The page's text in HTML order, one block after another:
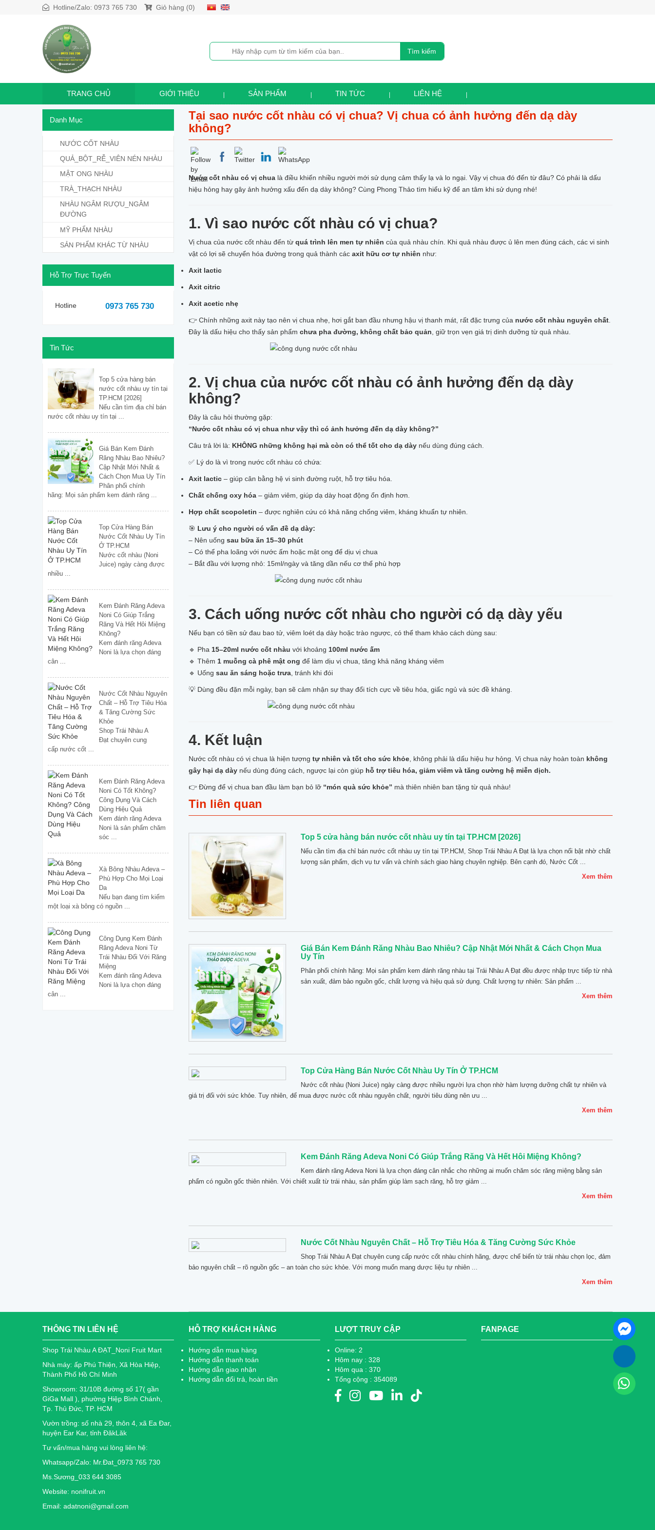
Hotline/Zalo: 0973 765 730 Giỏ hàng (0)
Tìm kiếm
TRANG CHỦ GIỚI THIỆU SẢN PHẨM TIN TỨC LIÊN HỆ
Danh Mục
NƯỚC CỐT NHÀU
QUẢ_BỘT_RỄ_VIÊN NÉN NHÀU
MẬT ONG NHÀU
TRÀ_THẠCH NHÀU
NHÀU NGÂM RƯỢU_NGÂM
ĐƯỜNG
MỸ PHẨM NHÀU
SẢN PHẨM KHÁC TỪ NHÀU
Hỗ Trợ Trực Tuyến
Hotline 0973 765 730
Tin Tức
Top 5 cửa hàng bán
nước cốt nhàu uy tín tại
TP.HCM [2026]
Nếu cần tìm địa chỉ bán
nước cốt nhàu uy tín tại ...
Giá Bán Kem Đánh
Răng Nhàu Bao Nhiêu?
Cập Nhật Mới Nhất &
Cách Chọn Mua Uy Tín
Phân phối chính
hãng: Mọi sản phẩm kem đánh răng ...
Top Cửa Hàng Bán
Nước Cốt Nhàu Uy Tín
Ở TP.HCM
Nước cốt nhàu (Noni
Juice) ngày càng được
nhiều ...
Kem Đánh Răng Adeva
Noni Có Giúp Trắng
Răng Và Hết Hôi Miệng
Không?
Kem đánh răng Adeva
Noni là lựa chọn đáng
cân ...
Nước Cốt Nhàu Nguyên
Chất – Hỗ Trợ Tiêu Hóa
& Tăng Cường Sức
Khỏe
Shop Trái Nhàu A
Đạt chuyên cung
cấp nước cốt ...
Kem Đánh Răng Adeva
Noni Có Tốt Không?
Công Dụng Và Cách
Dùng Hiệu Quả
Kem đánh răng Adeva
Noni là sản phẩm chăm
sóc ...
Xà Bông Nhàu Adeva –
Phù Hợp Cho Mọi Loại
Da
Nếu bạn đang tìm kiếm
một loại xà bông có nguồn ...
Công Dụng Kem Đánh
Răng Adeva Noni Từ
Trái Nhàu Đối Với Răng
Miệng
Kem đánh răng Adeva
Noni là lựa chọn đáng
cân ...
Tại sao nước cốt nhàu có vị chua? Vị chua có ảnh hưởng đến dạ dày
không?
Nước cốt nhàu có vị chua là điều khiến nhiều người mới sử dụng cảm thấy lạ và lo ngại. Vậy vị chua đó đến từ đâu? Có phải là dấu
hiệu hỏng hay gây ảnh hưởng xấu đến dạ dày không? Cùng Phong Thảo tìm hiểu kỹ để an tâm khi sử dụng nhé!
1. Vì sao nước cốt nhàu có vị chua?
Vị chua của nước cốt nhàu đến từ quá trình lên men tự nhiên của quả nhàu chín. Khi quả nhàu được ủ lên men đúng cách, các vi sinh
vật có lợi sẽ chuyển hóa đường trong quả thành các axit hữu cơ tự nhiên như:
Axit lactic
Axit citric
Axit acetic nhẹ
👉 Chính những axit này tạo nên vị chua nhẹ, hơi gắt ban đầu nhưng hậu vị thanh mát, rất đặc trưng của nước cốt nhàu nguyên chất
Đây là dấu hiệu cho thấy sản phẩm chưa pha đường, không chất bảo quản , giữ trọn vẹn giá trị dinh dưỡng từ quả nhàu.
2. Vị chua của nước cốt nhàu có ảnh hưởng đến dạ dày
không?
Đây là câu hỏi thường gặp:
“Nước cốt nhàu có vị chua như vậy thì có ảnh hưởng đến dạ dày không?”
Câu trả lời là: KHÔNG những không hại mà còn có thể tốt cho dạ dày nếu dùng đúng cách.
✅ Lý do là vì trong nước cốt nhàu có chứa:
Axit lactic – giúp cân bằng hệ vi sinh đường ruột, hỗ trợ tiêu hóa.
Chất chống oxy hóa – giảm viêm, giúp dạ dày hoạt động ổn định hơn.
Hợp chất scopoletin – được nghiên cứu có khả năng chống viêm, kháng khuẩn tự nhiên.
🎯 Lưu ý cho người có vấn đề dạ dày:
– Nên uống sau bữa ăn 15–30 phút
– Có thể pha loãng với nước ấm hoặc mật ong để dịu vị chua
– Bắt đầu với lượng nhỏ: 15ml/ngày và tăng dần nếu cơ thể phù hợp
3. Cách uống nước cốt nhàu cho người có dạ dày yếu
Nếu bạn có tiền sử đau bao tử, viêm loét dạ dày hoặc trào ngược, có thể tham khảo cách dùng sau:
🔹 Pha 15–20ml nước cốt nhàu với khoảng 100ml nước ấm
🔹 Thêm 1 muỗng cà phê mật ong để làm dịu vị chua, tăng khả năng kháng viêm
🔹 Uống sau ăn sáng hoặc trưa , tránh khi đói
💡 Dùng đều đặn mỗi ngày, bạn sẽ cảm nhận sự thay đổi tích cực về tiêu hóa, giấc ngủ và sức đề kháng.
4. Kết luận
Nước cốt nhàu có vị chua là hiện tượng tự nhiên và tốt cho sức khỏe , không phải là dấu hiệu hư hỏng. Vị chua này hoàn toàn không
gây hại dạ dày nếu dùng đúng cách, ngược lại còn giúp hỗ trợ tiêu hóa, giảm viêm và tăng cường hệ miễn dịch.
👉 Đừng để vị chua ban đầu làm bạn bỏ lỡ “món quà sức khỏe” mà thiên nhiên ban tặng từ quả nhàu!
Tin liên quan
Top 5 cửa hàng bán nước cốt nhàu uy tín tại TP.HCM [2026]
Nếu cần tìm địa chỉ bán nước cốt nhàu uy tín tại TP.HCM, Shop Trái Nhàu A Đạt là lựa chọn nổi bật nhờ chất
lượng sản phẩm, dịch vụ tư vấn và chính sách giao hàng chuyên nghiệp. Bên cạnh đó, Nước Cốt ...
Xem thêm
Giá Bán Kem Đánh Răng Nhàu Bao Nhiêu? Cập Nhật Mới Nhất & Cách Chọn Mua
Uy Tín
Phân phối chính hãng: Mọi sản phẩm kem đánh răng nhàu tại Trái Nhàu A Đạt đều được nhập trực tiếp từ nhà
sản xuất, đảm bảo nguồn gốc, chất lượng và hiệu quả sử dụng. Chất lượng tự nhiên: Sản phẩm ...
Xem thêm
Top Cửa Hàng Bán Nước Cốt Nhàu Uy Tín Ở TP.HCM
Nước cốt nhàu (Noni Juice) ngày càng được nhiều người lựa chọn nhờ hàm lượng dưỡng chất tự nhiên và
giá trị đối với sức khỏe. Tuy nhiên, để mua được nước cốt nhàu nguyên chất, người tiêu dùng nên ưu ...
Xem thêm
Kem Đánh Răng Adeva Noni Có Giúp Trắng Răng Và Hết Hôi Miệng Không?
Kem đánh răng Adeva Noni là lựa chọn đáng cân nhắc cho những ai muốn chăm sóc răng miệng bằng sản
phẩm có nguồn gốc thiên nhiên. Với chiết xuất từ trái nhàu, sản phẩm giúp làm sạch răng, hỗ trợ giảm ...
Xem thêm
Nước Cốt Nhàu Nguyên Chất – Hỗ Trợ Tiêu Hóa & Tăng Cường Sức Khỏe
Shop Trái Nhàu A Đạt chuyên cung cấp nước cốt nhàu chính hãng, được chế biến từ trái nhàu chọn lọc, đảm
bảo nguyên chất – rõ nguồn gốc – an toàn cho sức khỏe. Với mong muốn mang dược liệu tự nhiên ...
Xem thêm
THÔNG TIN LIÊN HỆ
Shop Trái Nhàu A ĐẠT_Noni Fruit Mart
Nhà máy: ấp Phú Thiện, Xã Hòa Hiệp,
Thành Phố Hồ Chí Minh
Showroom: 31/10B đường số 17( gần
GiGa Mall ), phường Hiệp Bình Chánh,
Tp. Thủ Đức, TP. HCM
Vườn trồng: số nhà 29, thôn 4, xã Ea Đar,
huyện Ear Kar, tỉnh ĐăkLăk
Tư vấn/mua hàng vui lòng liên hệ:
Whatsapp/Zalo: Mr.Đat_0973 765 730
Ms.Sương_033 644 3085
Website: nonifruit.vn
Email: adatnoni@gmail.com
HỖ TRỢ KHÁCH HÀNG
Hướng dẫn mua hàng
Hướng dẫn thanh toán
Hướng dẫn giao nhận
Hướng dẫn đổi trả, hoàn tiền
LƯỢT TRUY CẬP
Online: 2
Hôm nay : 328
Hôm qua : 370
Tổng cộng : 354089
FANPAGE